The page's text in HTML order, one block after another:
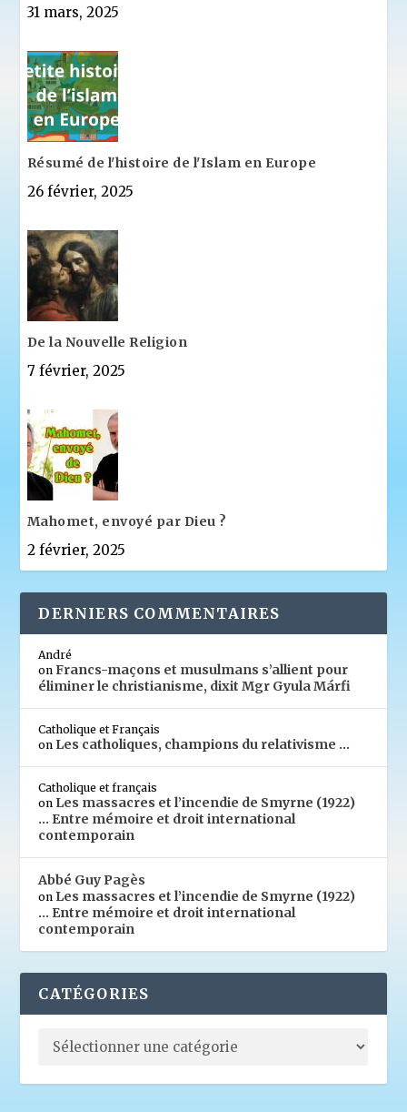
31 mars, 2025
Résumé de l'histoire de l'Islam en Europe
26 février, 2025
De la Nouvelle Religion
7 février, 2025
Mahomet, envoyé par Dieu ?
2 février, 2025
DERNIERS COMMENTAIRES
André
onFrancs-maçons et musulmans s’allient pour
éliminer le christianisme, dixit Mgr Gyula Márfi
Catholique et Français
on Les catholiques, champions du relativisme …
Catholique et français
on Les massacres et l’incendie de Smyrne (1922)
… Entre mémoire et droit international
contemporain
Abbé Guy Pagès
on Les massacres et l’incendie de Smyrne (1922)
… Entre mémoire et droit international
contemporain
CATÉGORIES